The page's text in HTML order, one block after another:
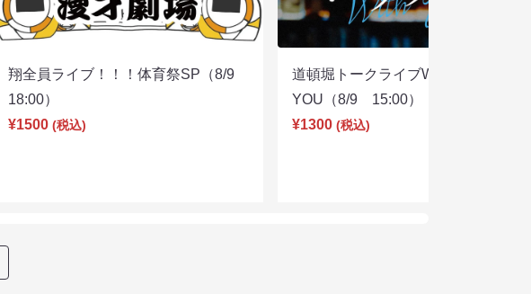
翔全員ライブ！！！体育祭SP（8/9
18:00）
¥1500 (税込)
道頓堀トークライブWITH
YOU（8/9 15:00）
¥1300 (税込)